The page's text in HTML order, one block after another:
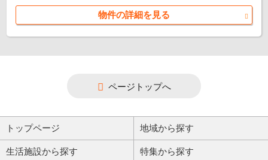
物件の詳細を見る
ページトップへ
トップページ 地域から探す
生活施設から探す 特集から探す